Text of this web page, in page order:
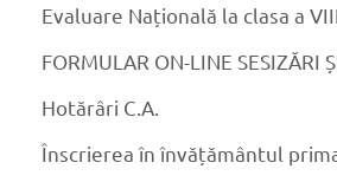
Evaluare Națională la clasa a
FORMULAR ON-LINE SESIZĂRI
Hotărâri C.A.
Înscrierea în învățământul